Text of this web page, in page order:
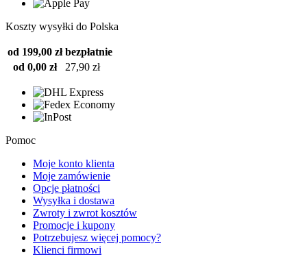
Koszty wysyłki do Polska
od 199,00 zł bezpłatnie
od 0,00 zł
27,90 zł
Pomoc
Moje konto klienta
Moje zamówienie
Opcje płatności
Wysyłka i dostawa
Zwroty i zwrot kosztów
Promocje i kupony
Potrzebujesz więcej pomocy?
Klienci firmowi